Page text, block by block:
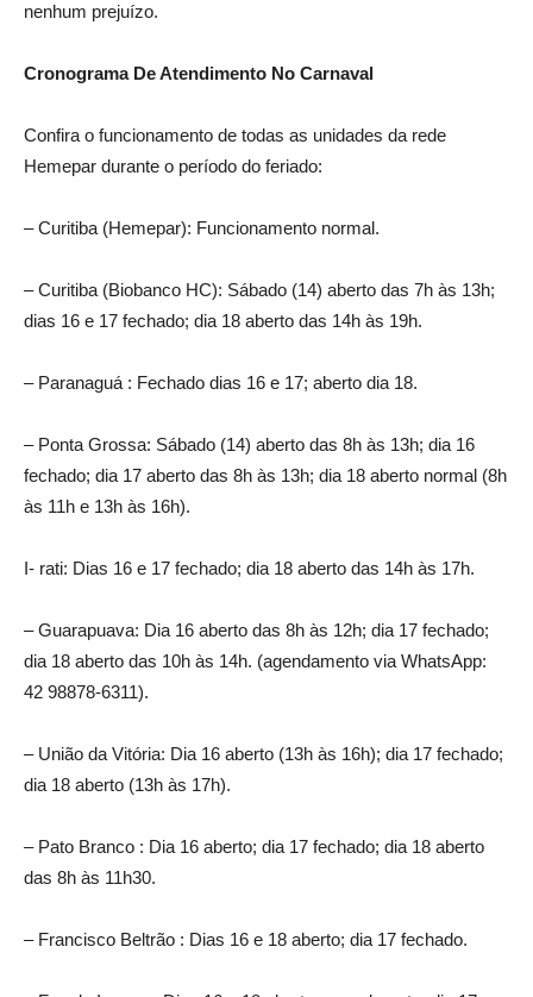
nenhum prejuízo.
Cronograma De Atendimento No Carnaval
Confira o funcionamento de todas as unidades da rede
Hemepar durante o período do feriado:
– Curitiba (Hemepar): Funcionamento normal.
– Curitiba (Biobanco HC): Sábado (14) aberto das 7h às 13h;
dias 16 e 17 fechado; dia 18 aberto das 14h às 19h.
– Paranaguá : Fechado dias 16 e 17; aberto dia 18.
– Ponta Grossa: Sábado (14) aberto das 8h às 13h; dia 16
fechado; dia 17 aberto das 8h às 13h; dia 18 aberto normal (8h
às 11h e 13h às 16h).
I- rati: Dias 16 e 17 fechado; dia 18 aberto das 14h às 17h.
– Guarapuava: Dia 16 aberto das 8h às 12h; dia 17 fechado;
dia 18 aberto das 10h às 14h. (agendamento via WhatsApp:
42 98878-6311).
– União da Vitória: Dia 16 aberto (13h às 16h); dia 17 fechado;
dia 18 aberto (13h às 17h).
– Pato Branco : Dia 16 aberto; dia 17 fechado; dia 18 aberto
das 8h às 11h30.
– Francisco Beltrão : Dias 16 e 18 aberto; dia 17 fechado.